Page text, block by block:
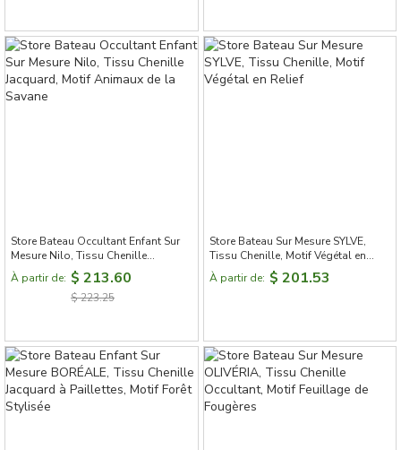
Store Bateau Occultant Enfant Sur
Mesure Nilo, Tissu Chenille
Jacquard, Motif Animaux de la
Savane
À partir de: $ 213.60
$ 223.25
Store Bateau Sur Mesure SYLVE,
Tissu Chenille, Motif Végétal en
Relief
À partir de: $ 201.53